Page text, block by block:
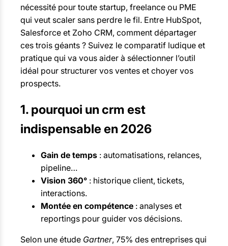
nécessité pour toute startup, freelance ou PME
qui veut scaler sans perdre le fil. Entre HubSpot,
Salesforce et Zoho CRM, comment départager
ces trois géants ? Suivez le comparatif ludique et
pratique qui va vous aider à sélectionner l’outil
idéal pour structurer vos ventes et choyer vos
prospects.
1. pourquoi un crm est
indispensable en 2026
Gain de temps : automatisations, relances,
pipeline…
Vision 360° : historique client, tickets,
interactions.
Montée en compétence : analyses et
reportings pour guider vos décisions.
Selon une étude Gartner, 75% des entreprises qui